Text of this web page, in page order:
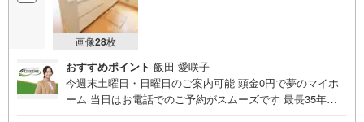
画像28枚
おすすめポイント 飯田 愛咲子
今週末土曜日・日曜日のご案内可能 頭金0円で夢のマイホ
ーム 当日はお電話でのご予約がスムーズです 最長35年の